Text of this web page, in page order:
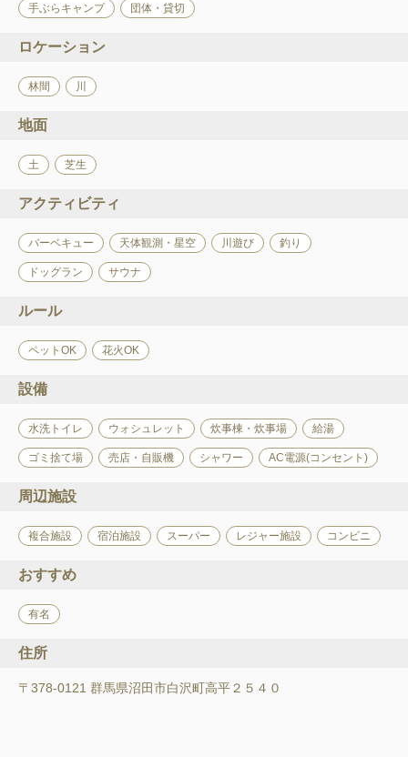
手ぶらキャンプ 団体・貸切
ロケーション
林間 川
地面
土 芝生
アクティビティ
バーベキュー 天体観測・星空 川遊び 釣り
ドッグラン サウナ
ルール
ペットOK 花火OK
設備
水洗トイレ ウォシュレット 炊事棟・炊事場 給湯
ゴミ捨て場 売店・自販機 シャワー AC電源(コンセント)
周辺施設
複合施設 宿泊施設 スーパー レジャー施設 コンビニ
おすすめ
有名
住所
〒378-0121 群馬県沼田市白沢町高平２５４０